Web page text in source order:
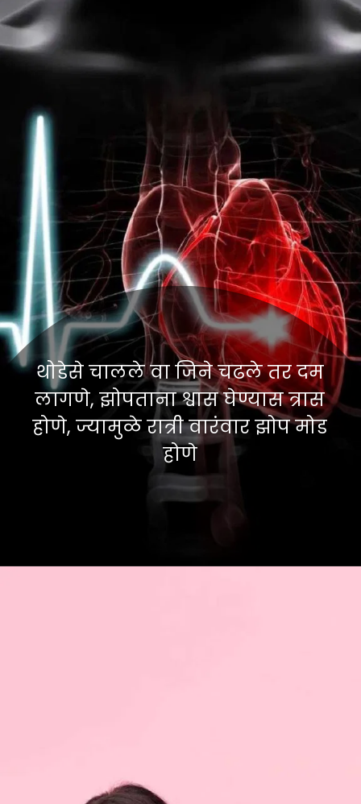
थोडेसे चालले वा जिने चढले तर दम
लागणे, झोपताना श्वास घेण्यास त्रास
होणे, ज्यामुळे रात्री वारंवार झोप मोड
होणे